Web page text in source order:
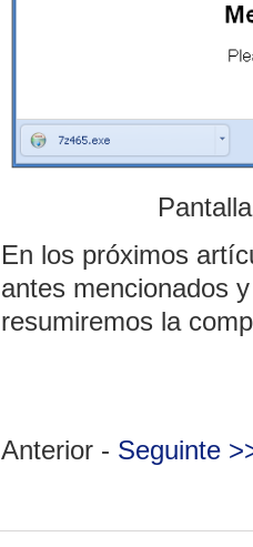
En los próximos
antes mencionados
resumiremos la
Anterior - Seguinte